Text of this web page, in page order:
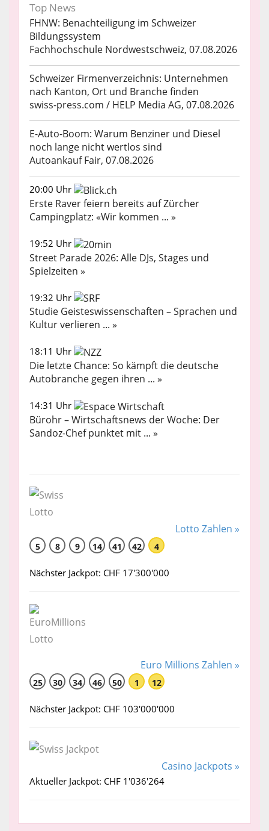
Top News
FHNW: Benachteiligung im Schweizer
Bildungssystem
Fachhochschule Nordwestschweiz, 07.08.2026
Schweizer Firmenverzeichnis: Unternehmen
nach Kanton, Ort und Branche finden
swiss-press.com / HELP Media AG, 07.08.2026
E-Auto-Boom: Warum Benziner und Diesel
noch lange nicht wertlos sind
Autoankauf Fair, 07.08.2026
20:00 Uhr
Erste Raver feiern bereits auf Zürcher
Campingplatz: «Wir kommen ... »
19:52 Uhr
Street Parade 2026: Alle DJs, Stages und
Spielzeiten »
19:32 Uhr
Studie Geisteswissenschaften – Sprachen und
Kultur verlieren ... »
18:11 Uhr
Die letzte Chance: So kämpft die deutsche
Autobranche gegen ihren ... »
14:31 Uhr
Bürohr – Wirtschaftsnews der Woche: Der
Sandoz-Chef punktet mit ... »
Lotto Zahlen »
5 8 9 14 41 42 4
Nächster Jackpot: CHF 17'300'000
Euro Millions Zahlen »
25 30 34 46 50 1 12
Nächster Jackpot: CHF 103'000'000
Casino Jackpots »
Aktueller Jackpot: CHF 1'036'264